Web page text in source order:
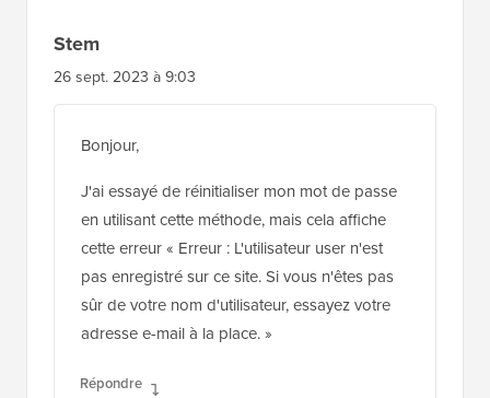
Stem
26 sept. 2023 à 9:03
Bonjour,
J'ai essayé de réinitialiser mon mot de passe
en utilisant cette méthode, mais cela affiche
cette erreur « Erreur : L'utilisateur user n'est
pas enregistré sur ce site. Si vous n'êtes pas
sûr de votre nom d'utilisateur, essayez votre
adresse e-mail à la place. »
Répondre